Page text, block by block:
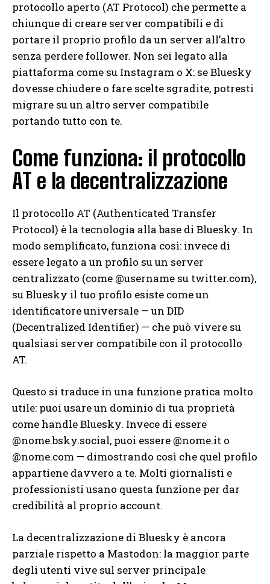
protocollo aperto (AT Protocol) che permette a
chiunque di creare server compatibili e di
portare il proprio profilo da un server all’altro
senza perdere follower. Non sei legato alla
piattaforma come su Instagram o X: se Bluesky
dovesse chiudere o fare scelte sgradite, potresti
migrare su un altro server compatibile
portando tutto con te.
Come funziona: il protocollo
AT e la decentralizzazione
Il protocollo AT (Authenticated Transfer
Protocol) è la tecnologia alla base di Bluesky. In
modo semplificato, funziona così: invece di
essere legato a un profilo su un server
centralizzato (come @username su twitter.com),
su Bluesky il tuo profilo esiste come un
identificatore universale — un DID
(Decentralized Identifier) — che può vivere su
qualsiasi server compatibile con il protocollo
AT.
Questo si traduce in una funzione pratica molto
utile: puoi usare un dominio di tua proprietà
come handle Bluesky. Invece di essere
@nome.bsky.social, puoi essere @nome.it o
@nome.com — dimostrando così che quel profilo
appartiene davvero a te. Molti giornalisti e
professionisti usano questa funzione per dar
credibilità al proprio account.
La decentralizzazione di Bluesky è ancora
parziale rispetto a Mastodon: la maggior parte
degli utenti vive sul server principale